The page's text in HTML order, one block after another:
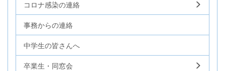
コロナ感染の連絡
事務からの連絡
中学生の皆さんへ
卒業生・同窓会